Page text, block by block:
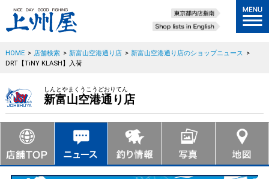
HOME > 店舗検索 > 新富山空港通り店 > 新富山空港通り店のショップニュース >
DRT【TiNY KLASH】入荷
しんとやまくうこうどおりてん
新富山空港通り店